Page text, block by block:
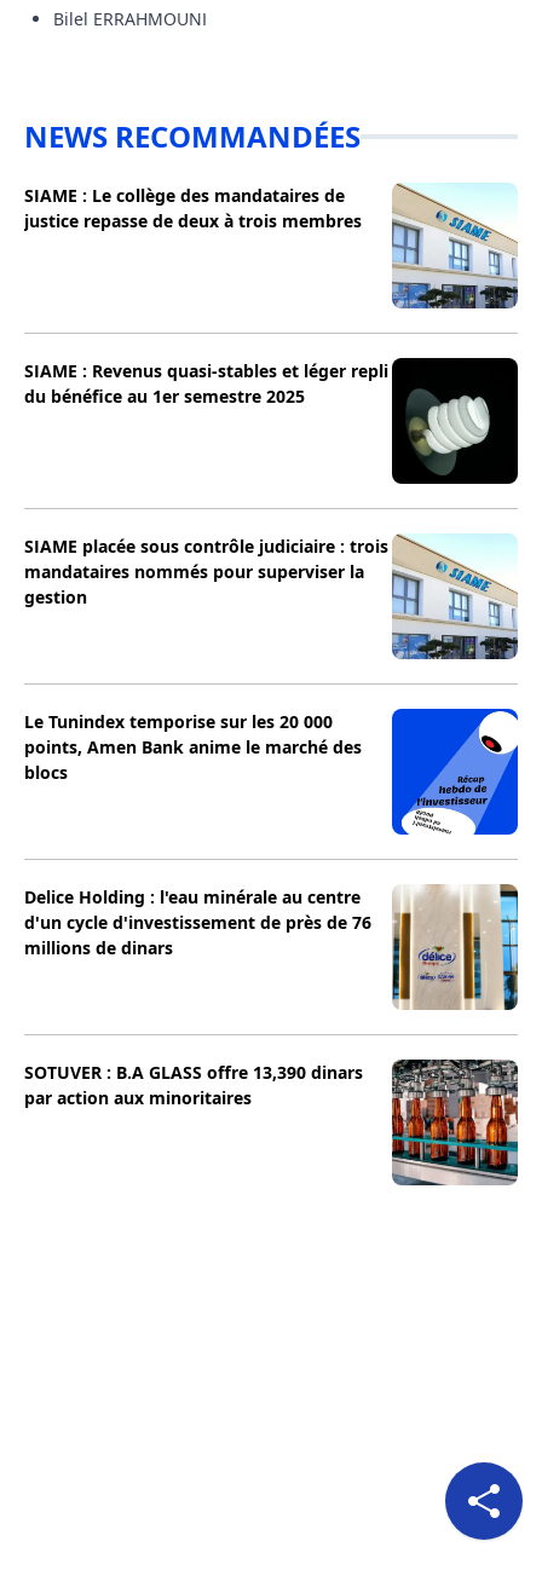
Bilel ERRAHMOUNI
NEWS RECOMMANDÉES
SIAME : Le collège des mandataires de
justice repasse de deux à trois membres
SIAME : Revenus quasi-stables et léger repli
du bénéfice au 1er semestre 2025
SIAME placée sous contrôle judiciaire : trois
mandataires nommés pour superviser la
gestion
Le Tunindex temporise sur les 20 000
points, Amen Bank anime le marché des
blocs
Delice Holding : l'eau minérale au centre
d'un cycle d'investissement de près de 76
millions de dinars
SOTUVER : B.A GLASS offre 13,390 dinars
par action aux minoritaires